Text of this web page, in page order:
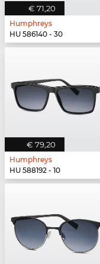
€ 71,20
Humphreys
HU 586140 - 30
€ 79,20
Humphreys
HU 588192 - 10